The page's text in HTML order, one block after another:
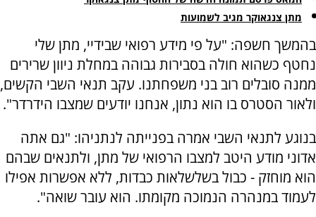
מתן צנגאוקר מגיב לשמועות
בהמשך חשפה: "על פי מידע רפואי שבידיי, מתן שלי
נחטף כשהוא חולה בסבירות גבוהה במחלת ניוון שרירים
ממנה סובלים רוב בני משפחתנו. עקב תנאי השבי הקשים,
ולאור הסטרס בו הוא נתון, אנחנו יודעים שמצבו הידרדר".
בנוגע לתנאי השבי אמרה בפנייתה לנתניהו: "גם אתה
אדוני מודע היטב למצבו הרפואי של מתן, ולתנאים שבהם
הוא מוחזק - כבול בשלשלאות כבדות, ללא אפשרות אפילו
לעמוד במנהרה הנמוכה מקומתו. הוא עובר שואה".